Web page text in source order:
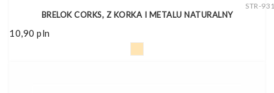
STR-
BRELOK CORKS, Z KORKA I METALU NATURALNY
10,90 pln